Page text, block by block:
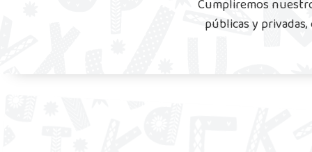
Cumpliremos
públicas y